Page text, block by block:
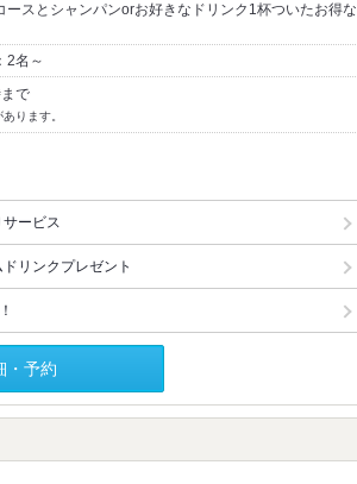
スとシャンパンorお好きなドリンク1杯ついたお得な
2名～
で
ります。
ービス
リンクプレゼント
・予約